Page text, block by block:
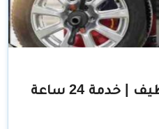
بنشر متنقل القطيف | خدمة 24 ساعة